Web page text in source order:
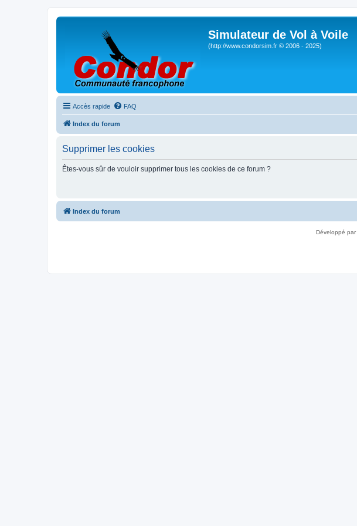
Simulateur de Vol à Voile
(http://www.condorsim.fr © 2006 - 2025)
Accès rapide FAQ
Index du forum
Supprimer les cookies
Êtes-vous sûr de vouloir supprimer tous les cookies de ce forum ?
Index du forum
Développé par